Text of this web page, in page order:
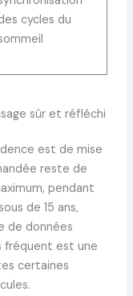
cycles du
sûr et réfléchi
est de mise
reste de
pendant
de 15 ans,
de données
fréquent est une
certaines